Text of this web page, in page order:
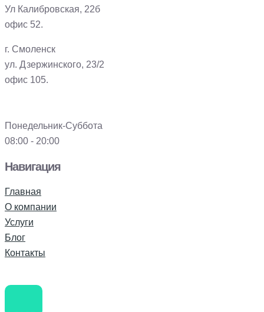
Ул Калибровская, 22б
офис 52.
г. Смоленск
ул. Дзержинского, 23/2
офис 105.
Понедельник-Суббота
08:00 - 20:00
Навигация
Главная
О компании
Услуги
Блог
Контакты